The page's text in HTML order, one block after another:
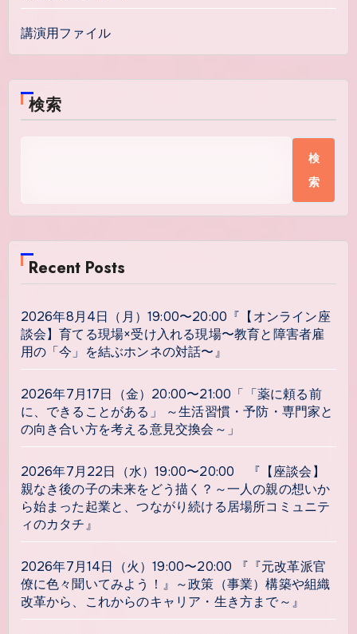
講演用ファイル
検索
検
索
Recent Posts
2026年8月4日（月）19:00〜20:00『【オンライン座
談会】育てる現場×受け入れる現場〜教育と障害者雇
用の「今」を結ぶホンネの対話〜』
2026年7月17日（金）20:00〜21:00「「薬に頼る前
に、できることがある」 ～生活習慣・予防・専門家と
の向き合い方を考える意見交換会～」
2026年7月22日（水）19:00〜20:00 『【座談会】
親なき後の子の未来をどう描く？～一人の親の想いか
ら始まった起業と、つながり続ける居場所コミュニテ
ィのカタチ』
2026年7月14日（火）19:00〜20:00 『『元改革派官
僚に色々聞いてみよう！』～政策（事業）構築や組織
改革から、これからのキャリア・生き方まで～』